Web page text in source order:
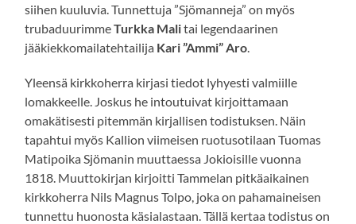
siihen kuuluvia. Tunnettuja ”Sjömanneja” on myös
trubaduurimmeTurkka Malitai legendaarinen
jääkiekkomailatehtailija Kari ”Ammi” Aro
Yleensä kirkkoherra kirjasi tiedot lyhyesti valmiille
lomakkeelle. Joskus he intoutuivat kirjoittamaan
omakätisesti pitemmän kirjallisen todistuksen. Näin
tapahtui myös Kallion viimeisen ruotusotilaan Tuomas
Matipoika Sjömanin muuttaessa Jokioisille vuonna
1818. Muuttokirjan kirjoitti Tammelan pitkäaikainen
kirkkoherra Nils Magnus Tolpo, joka on pahamaineisen
tunnettu huonosta käsialastaan. Tällä kertaa todistus on